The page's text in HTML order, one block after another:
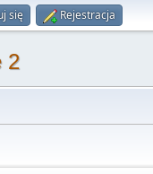
się Rejestracja
2